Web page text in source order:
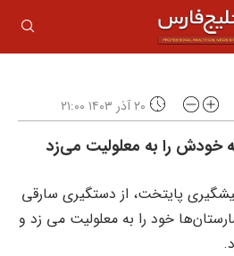
۲۰ آذر ۱۴۰۳ ۲۱:۰۰
خودش را به معلولیت می‌زد
پایتخت، از دستگیری سارقی
خود را به معلولیت می زد و